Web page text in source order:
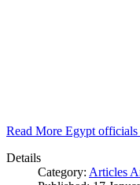
Read More Egypt
Details
Category: Articles